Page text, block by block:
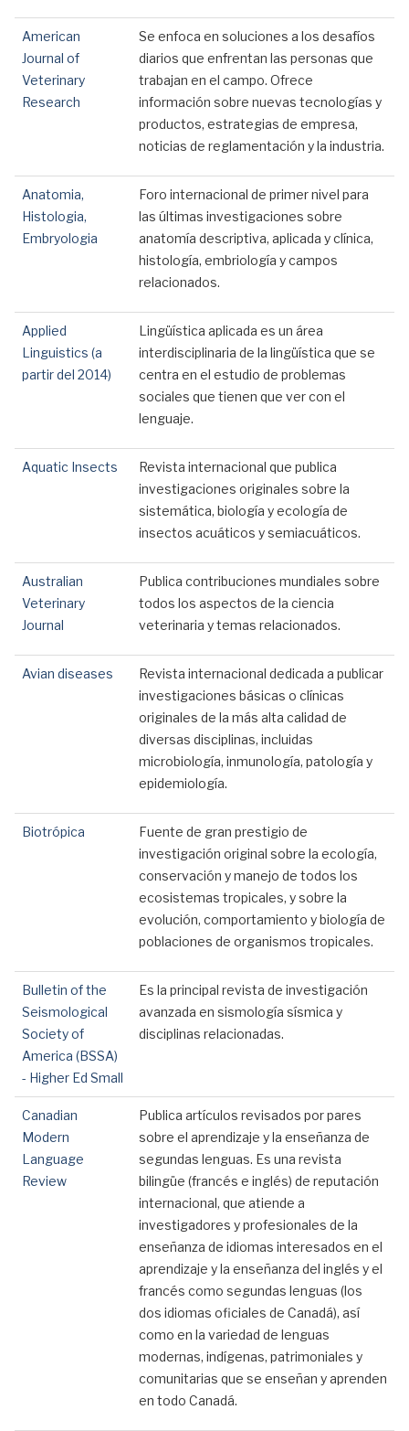
American
Journal of
Veterinary
Research
Se enfoca en soluciones a los desafíos
diarios que enfrentan las personas que
trabajan en el campo. Ofrece
información sobre nuevas tecnologías y
productos, estrategias de empresa,
noticias de reglamentación y la industria.
Anatomia,
Histologia,
Embryologia
Foro internacional de primer nivel para
las últimas investigaciones sobre
anatomía descriptiva, aplicada y clínica,
histología, embriología y campos
relacionados.
Applied
Linguistics (a
partir del 2014)
Lingüística aplicada es un área
interdisciplinaria de la lingüística que se
centra en el estudio de problemas
sociales que tienen que ver con el
lenguaje.
Aquatic Insects
Revista internacional que publica
investigaciones originales sobre la
sistemática, biología y ecología de
insectos acuáticos y semiacuáticos.
Australian
Veterinary
Journal
Publica contribuciones mundiales sobre
todos los aspectos de la ciencia
veterinaria y temas relacionados.
Avian diseases
Revista internacional dedicada a publicar
investigaciones básicas o clínicas
originales de la más alta calidad de
diversas disciplinas, incluidas
microbiología, inmunología, patología y
epidemiología.
Biotrópica
Fuente de gran prestigio de
investigación original sobre la ecología,
conservación y manejo de todos los
ecosistemas tropicales, y sobre la
evolución, comportamiento y biología de
poblaciones de organismos tropicales.
Bulletin of the
Seismological
Society of
America (BSSA)
- Higher Ed Small
Es la principal revista de investigación
avanzada en sismología sísmica y
disciplinas relacionadas.
Canadian
Modern
Language
Review
Publica artículos revisados ​​por pares
sobre el aprendizaje y la enseñanza de
segundas lenguas. Es una revista
bilingüe (francés e inglés) de reputación
internacional, que atiende a
investigadores y profesionales de la
enseñanza de idiomas interesados ​​en el
aprendizaje y la enseñanza del inglés y el
francés como segundas lenguas (los
dos idiomas oficiales de Canadá), así
como en la variedad de lenguas
modernas, indígenas, patrimoniales y
comunitarias que se enseñan y aprenden
en todo Canadá.